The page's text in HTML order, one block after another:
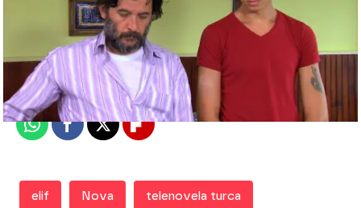
Madrid
Publicado:20 de mayo de 2019, 16:18
WhatsappFacebook
X Flipboard
elif Nova telenovela turca